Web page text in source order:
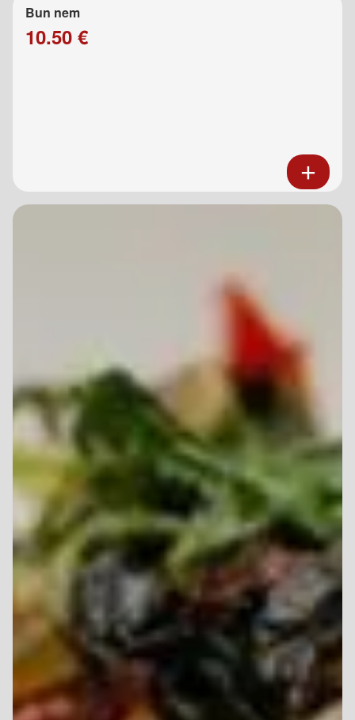
Bun nem
10.50 €